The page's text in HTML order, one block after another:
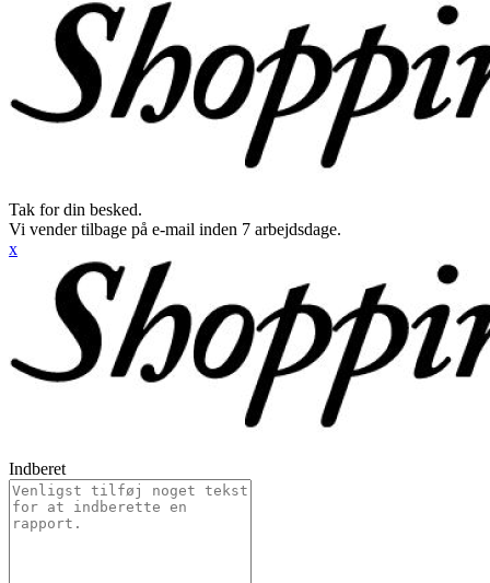
Tak for din besked.
Vi vender tilbage på e-mail inden 7 arbejdsdage.
x
Indberet